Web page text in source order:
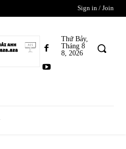
Sign in / Join
Thứ Bảy,
Tháng 8
8, 2026